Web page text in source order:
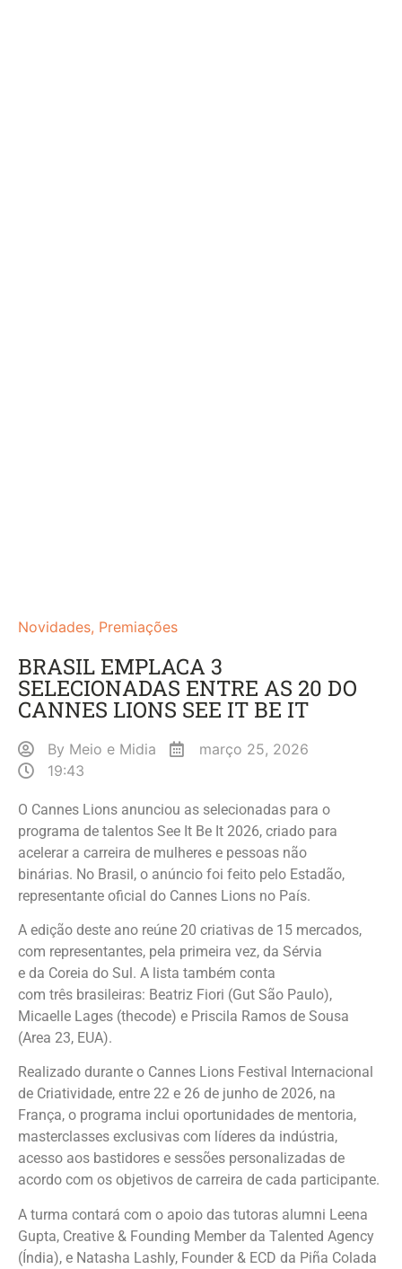
Novidades, Premiações
BRASIL EMPLACA 3
SELECIONADAS ENTRE AS 20 DO
CANNES LIONS SEE IT BE IT
By Meio e Midia
março 25, 2026
19:43
O Cannes Lions anunciou as selecionadas para o
programa de talentos See It Be It 2026, criado para
acelerar a carreira de mulheres e pessoas não
binárias. No Brasil, o anúncio foi feito pelo Estadão,
representante oficial do Cannes Lions no País.
A edição deste ano reúne 20 criativas de 15 mercados,
com representantes, pela primeira vez, da Sérvia
e da Coreia do Sul. A lista também conta
com três brasileiras: Beatriz Fiori (Gut São Paulo),
Micaelle Lages (thecode) e Priscila Ramos de Sousa
(Area 23, EUA).
Realizado durante o Cannes Lions Festival Internacional
de Criatividade, entre 22 e 26 de junho de 2026, na
França, o programa inclui oportunidades de mentoria,
masterclasses exclusivas com líderes da indústria,
acesso aos bastidores e sessões personalizadas de
acordo com os objetivos de carreira de cada participante.
A turma contará com o apoio das tutoras alumni Leena
Gupta, Creative & Founding Member da Talented Agency
(Índia), e Natasha Lashly, Founder & ECD da Piña Colada